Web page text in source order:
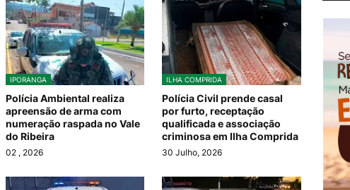
IPORANGA
Polícia Ambiental realiza
apreensão de arma com
numeração raspada no Vale
do Ribeira
02 , 2026
ILHA COMPRIDA
Polícia Civil prende casal
por furto, receptação
qualificada e associação
criminosa em Ilha Comprida
30 Julho, 2026